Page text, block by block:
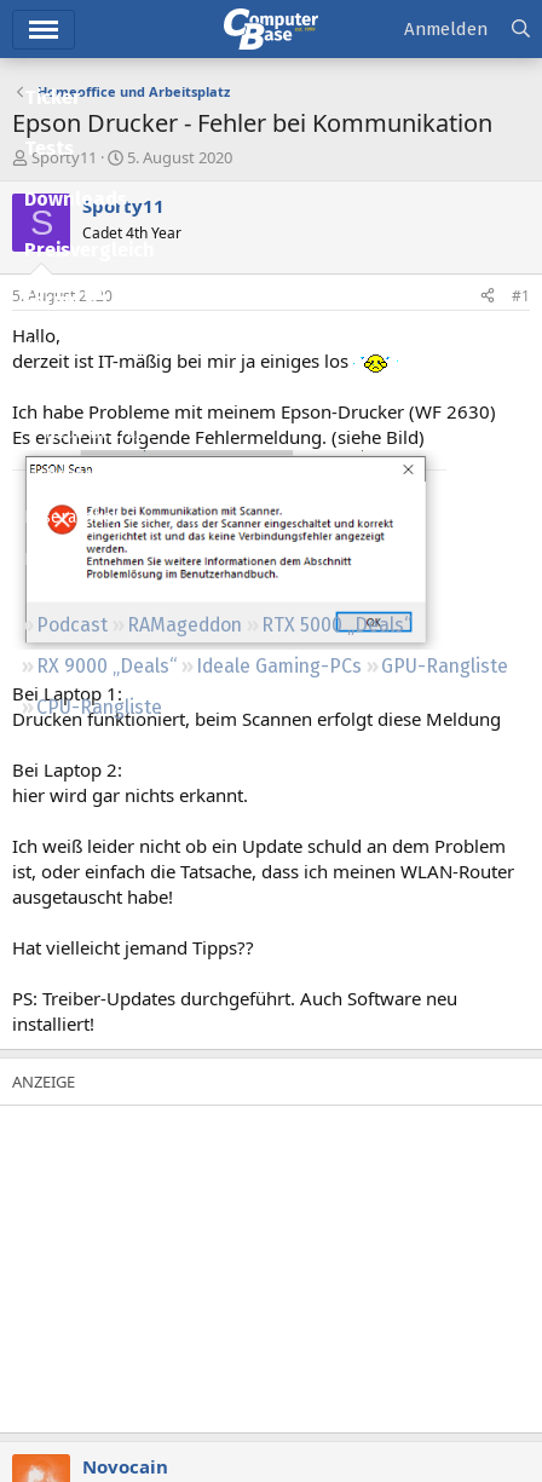
Ticker
Tests
Downloads
Preisvergleich
Forum
Aktuelles
Neue Beiträge
Neueste Aktivitäten
Leserartikel
Regeln
Podcast RAMageddon
RTX 5000 „Deals“
RX 9000 „Deals“
Ideale Gaming-PCs
GPU-Rangliste
CPU-Rangliste
Anmelden
Homeoffice und Arbeitsplatz
Epson Drucker - Fehler bei Kommunikation
E
s
t
e
l
e
r
Sporty11
E
s
e
t
m
5. August 2020
S Sporty11
Cadet 4th Year
5. August 2020 #1
Hallo,
derzeit ist IT-mäßig bei mir ja einiges los
Ich habe Probleme mit meinem Epson-Drucker (WF 2630)
Es erscheint folgende Fehlermeldung. (siehe Bild)
Bei Laptop 1:
Drucken funktioniert, beim Scannen erfolgt diese Meldung
Bei Laptop 2:
hier wird gar nichts erkannt.
Ich weiß leider nicht ob ein Update schuld an dem Problem
ist, oder einfach die Tatsache, dass ich meinen WLAN-Router
ausgetauscht habe!
Hat vielleicht jemand Tipps??
PS: Treiber-Updates durchgeführt. Auch Software neu
installiert!
Novocain